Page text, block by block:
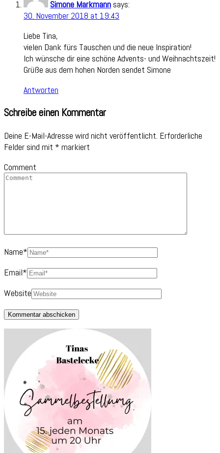
Simone Markmann says:
30. November 2018 at 19:43
Liebe Tina,
vielen Dank fürs Tauschen und die neue Inspiration!
Ich wünsche dir eine schöne Advents- und Weihnachtszeit!
Grüße aus dem hohen Norden sendet Simone
Antworten
Schreibe einen Kommentar
Deine E-Mail-Adresse wird nicht veröffentlicht. Erforderliche
Felder sind mit * markiert
Comment
Name*
Email*
Website